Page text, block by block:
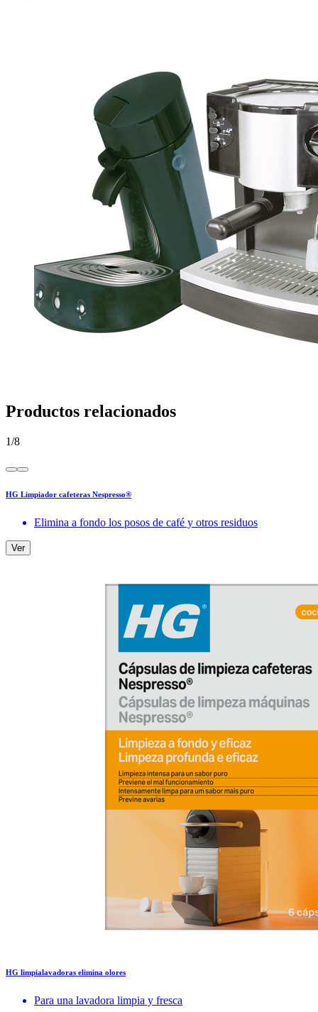
Productos relacionados
1/8
HG Limpiador cafeteras Nespresso®
Elimina a fondo los posos de café y otros residuos
Ver
HG limpialavadoras elimina olores
Para una lavadora limpia y fresca